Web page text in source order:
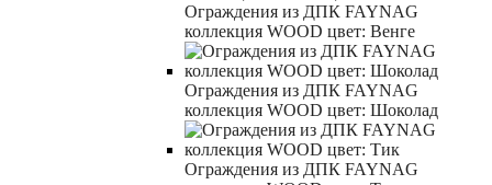
Ограждения из ДПК FAYNAG
коллекция WOOD цвет: Венге
Ограждения из ДПК FAYNAG
коллекция WOOD цвет: Шоколад
Ограждения из ДПК FAYNAG